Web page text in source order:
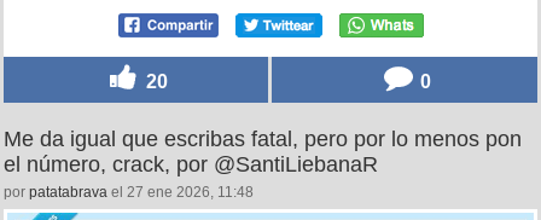
20 0
Me da igual que escribas fatal, pero por lo menos pon
el número, crack, por @SantiLiebanaR
por patatabrava el 27 ene 2026, 11:48